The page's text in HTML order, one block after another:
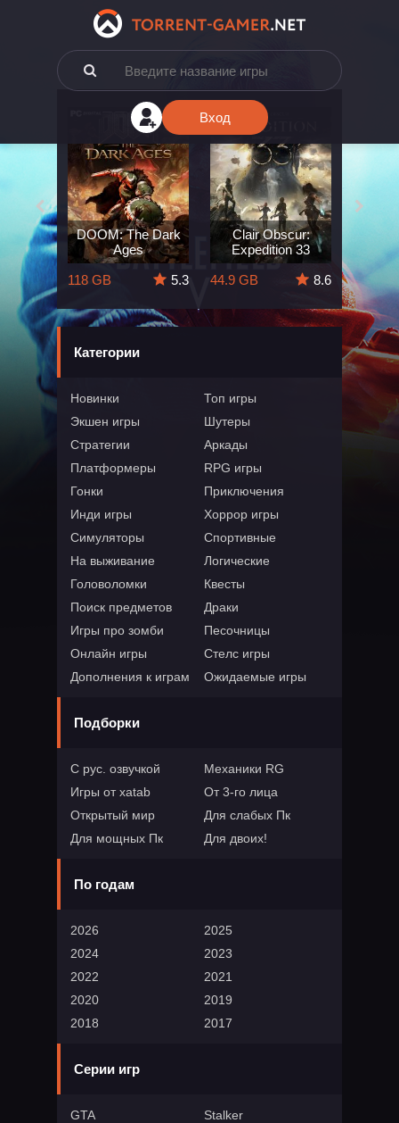
Вход
The
5.7
DOOM: The Dark
Ages
118 GB
5.3
Clair Obscur:
Expedition 33
44.9 GB
8.6
164 GB
Категории
Новинки
Топ игры
Экшен игры
Шутеры
Стратегии
Аркады
Платформеры
RPG игры
Гонки
Приключения
Инди игры
Хоррор игры
Симуляторы
Спортивные
На выживание
Логические
Головоломки
Квесты
Поиск предметов
Драки
Игры про зомби
Песочницы
Онлайн игры
Стелс игры
Дополнения к играм
Ожидаемые игры
Подборки
С рус. озвучкой
Механики RG
Игры от xatab
От 3-го лица
Открытый мир
Для слабых Пк
Для мощных Пк
Для двоих!
По годам
2026
2025
2024
2023
2022
2021
2020
2019
2018
2017
Серии игр
GTA
Stalker